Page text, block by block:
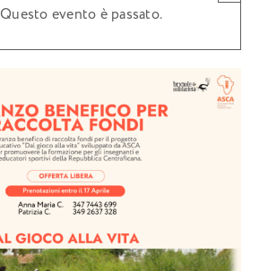
Questo evento è passato.